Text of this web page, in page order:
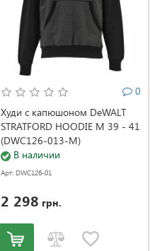
0
Худи с капюшоном DeWALT
STRATFORD HOODIE M 39 - 41
(DWC126-013-M)
В наличии
Арт: DWC126-01
2 298 грн.